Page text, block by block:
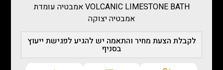
VOLCANIC LIMESTONE BATH אמבטיה עומדת
אמבטיה יצוקה
לקבלת הצעת מחיר והתאמה יש להגיע לפגישת ייעוץ
בסניף